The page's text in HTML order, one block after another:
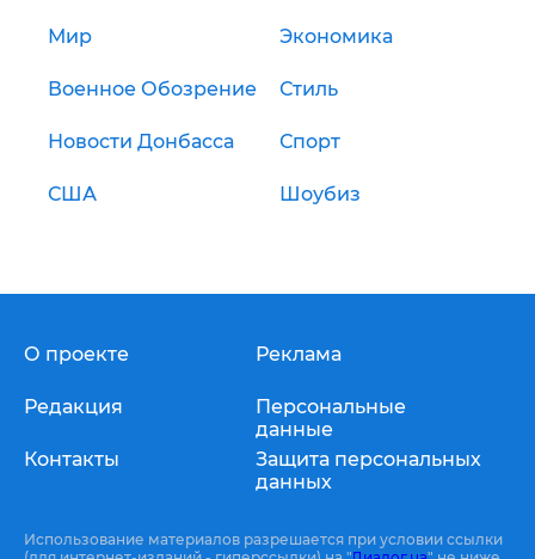
Мир Экономика
Военное Обозрение Стиль
Новости Донбасса Спорт
США Шоубиз
О проекте
Редакция
Контакты
Реклама
Персональные
данные
Защита персональных
данных
Использование материалов разрешается при условии ссылки